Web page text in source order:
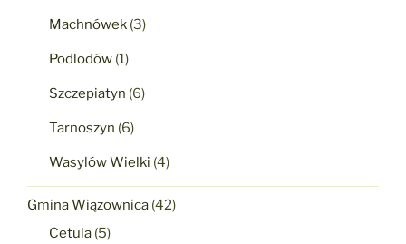
Machnówek (3)
Podlodów (1)
Szczepiatyn (6)
Tarnoszyn (6)
Wasylów Wielki (4)
Gmina Wiązownica (42)
Cetula (5)